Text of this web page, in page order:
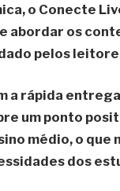
o Conecte
abordar os
pelos
a rápida entrega
um ponto
médio, o que
dos